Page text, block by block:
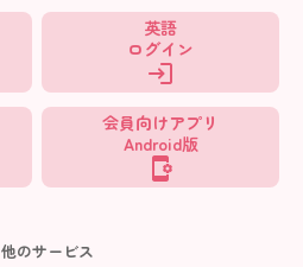
英語
ログイン
会員向けアプリ
Android版
他のサービス